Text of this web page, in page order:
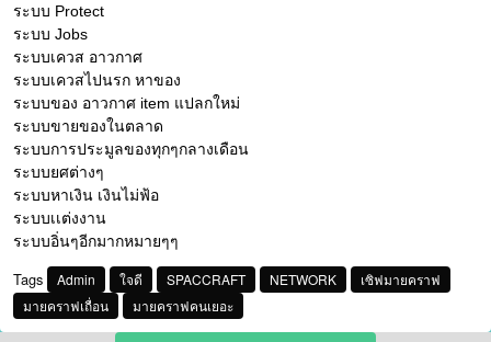
ระบบ Protect
ระบบ Jobs
ระบบเควส อาวกาศ
ระบบเควสไปนรก หาของ
ระบบของ อาวกาศ item แปลกใหม่
ระบบขายของในตลาด
ระบบการประมูลของทุกๆกลางเดือน
ระบบยศต่างๆ
ระบบหาเงิน เงินไม่ฟ้อ
ระบบเเต่งงาน
ระบบอิ่นๆอีกมากหมายๆๆ
Tags Admin ใจดี SPACCRAFT NETWORK
เซิฟมายคราฟ
มายคราฟเถื่อน
มายคราฟคนเยอะ